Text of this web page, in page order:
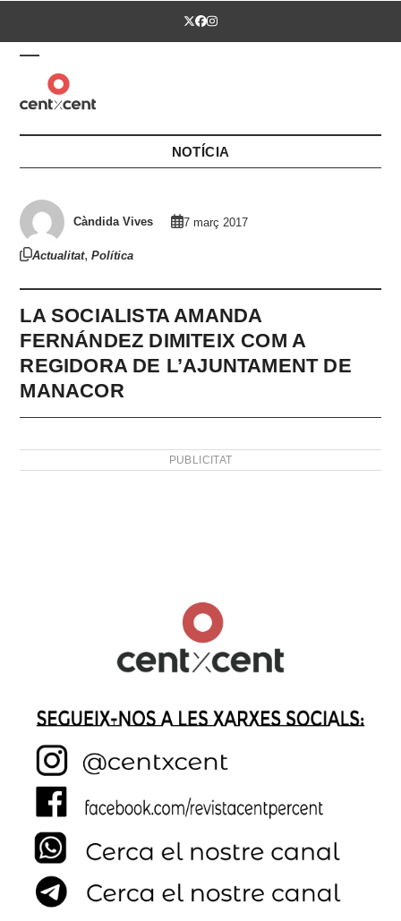
Twitter
Facebook
Instagram
Open
mobile
menu
Close
mobile
menu
NOTÍCIA
Càndida Vives 7 març 2017
Actualitat,Política
LA SOCIALISTA AMANDA
FERNÁNDEZ DIMITEIX COM A
REGIDORA DE L’AJUNTAMENT DE
MANACOR
PUBLICITAT